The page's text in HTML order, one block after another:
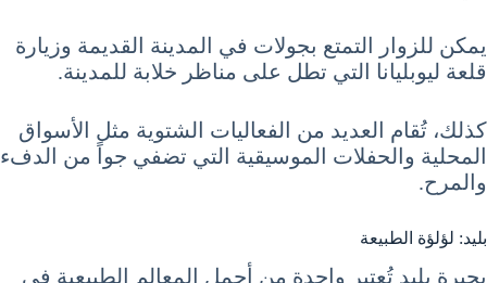
يمكن للزوار التمتع بجولات في المدينة القديمة وزيارة
قلعة ليوبليانا التي تطل على مناظر خلابة للمدينة.
كذلك، تُقام العديد من الفعاليات الشتوية مثل الأسواق
المحلية والحفلات الموسيقية التي تضفي جواً من الدفء
والمرح.
بليد: لؤلؤة الطبيعة
بحيرة بليد تُعتبر واحدة من أجمل المعالم الطبيعية في